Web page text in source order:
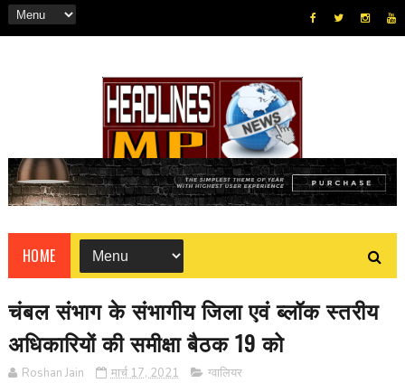
HOME
चंबल संभाग के संभागीय जिला एवं ब्लॉक स्तरीय
अधिकारियों की समीक्षा बैठक 19 को
Roshan Jain मार्च 17, 2021 ग्वालियर